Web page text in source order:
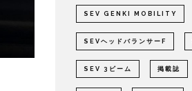
SEV GENKI MOBILITY
SEVヘッドバランサーF
SEV 3ビーム 掲載誌